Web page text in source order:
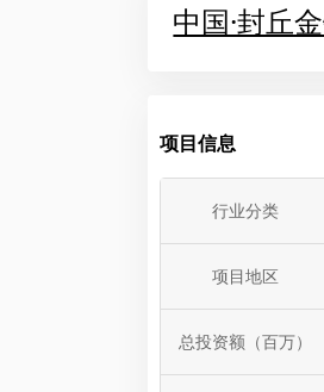
中国·封丘
项目信息
行业分类
项目地区
总投资额（百万）